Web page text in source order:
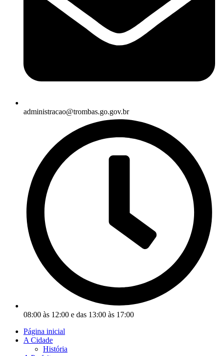
administracao@trombas.go.gov.br
08:00 às 12:00 e das 13:00 às 17:00
Página inicial
A Cidade
História